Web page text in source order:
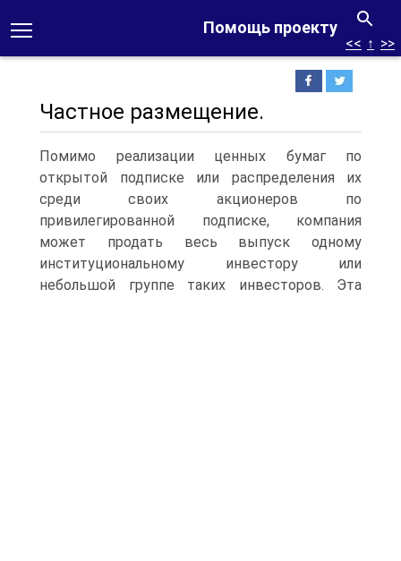
Помощь проекту
<< ↑ >>
Частное размещение.
Помимо реализации ценных бумаг по
открытой подписке или распределения их
среди своих акционеров по
привилегированной подписке, компания
может продать весь выпуск одному
институциональному инвестору или
небольшой группе таких инвесторов. Эта